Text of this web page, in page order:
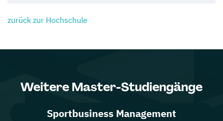
zurück zur Hochschule
Weitere Master-Studiengänge
Sportbusiness Management